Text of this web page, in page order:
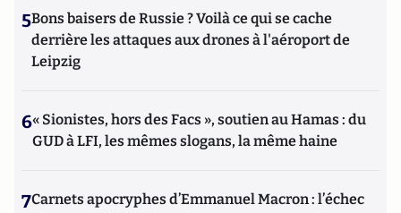
5Bons baisers de Russie ? Voilà ce qui se cache
derrière les attaques aux drones à l'aéroport de
Leipzig
6« Sionistes, hors des Facs », soutien au Hamas : du
GUD à LFI, les mêmes slogans, la même haine
7Carnets apocryphes d’Emmanuel Macron : l’échec